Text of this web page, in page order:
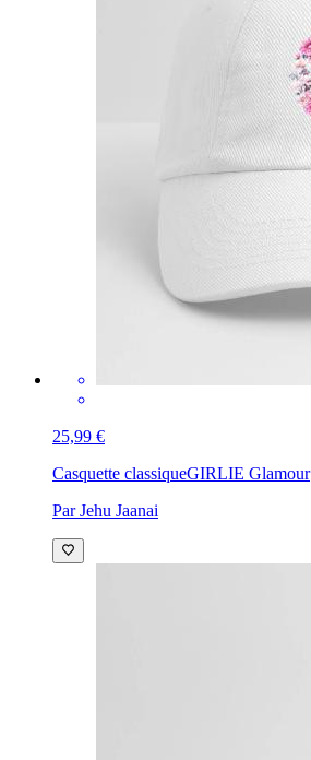
25,99 €
Casquette classiqueGIRLIE Glamour
Par Jehu Jaanai